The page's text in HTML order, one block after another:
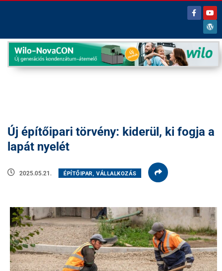
Új építőipari törvény: kiderül, ki fogja a
lapát nyelét
2025.05.21. ÉPÍTŐIPAR, VÁLLALKOZÁS